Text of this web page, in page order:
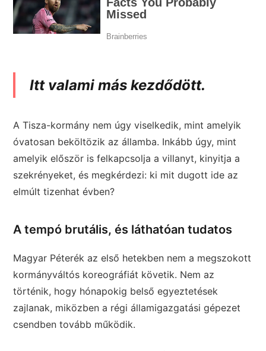
Itt valami más kezdődött.
A Tisza-kormány nem úgy viselkedik, mint amelyik
óvatosan beköltözik az államba. Inkább úgy, mint
amelyik először is felkapcsolja a villanyt, kinyitja a
szekrényeket, és megkérdezi: ki mit dugott ide az
elmúlt tizenhat évben?
A tempó brutális, és láthatóan tudatos
Magyar Péterék az első hetekben nem a megszokott
kormányváltós koreográfiát követik. Nem az
történik, hogy hónapokig belső egyeztetések
zajlanak, miközben a régi államigazgatási gépezet
csendben tovább működik.